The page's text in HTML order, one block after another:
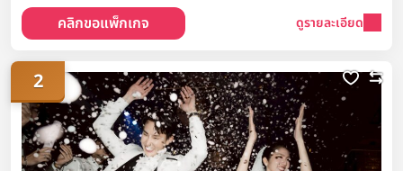
คลิกขอแพ็กเกจ ดูรายละเอียด
2